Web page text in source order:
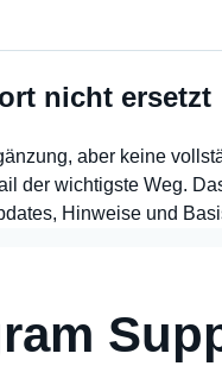
nicht ersetzt
aber keine
der wichtigste Weg.
Hinweise und